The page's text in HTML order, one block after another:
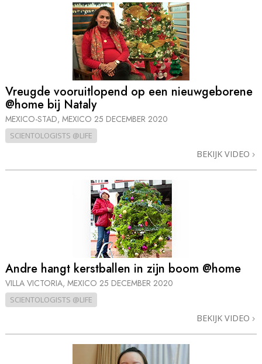
Vreugde vooruitlopend op een nieuwgeborene
@home bij Nataly
MEXICO-STAD, MEXICO 25 DECEMBER 2020
SCIENTOLOGISTS @LIFE
BEKIJK VIDEO
Andre hangt kerstballen in zijn boom @home
VILLA VICTORIA, MEXICO 25 DECEMBER 2020
SCIENTOLOGISTS @LIFE
BEKIJK VIDEO